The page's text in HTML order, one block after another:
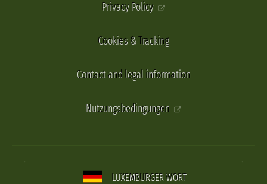
Privacy Policy
Cookies & Tracking
Contact and legal information
Nutzungsbedingungen
LUXEMBURGER WORT